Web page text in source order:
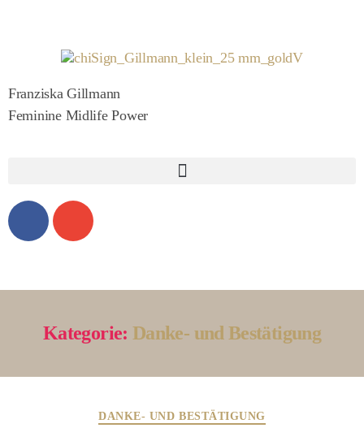
Franziska Gillmann
Feminine Midlife Power
Kategorie: Danke- und Bestätigung
DANKE- UND BESTÄTIGUNG